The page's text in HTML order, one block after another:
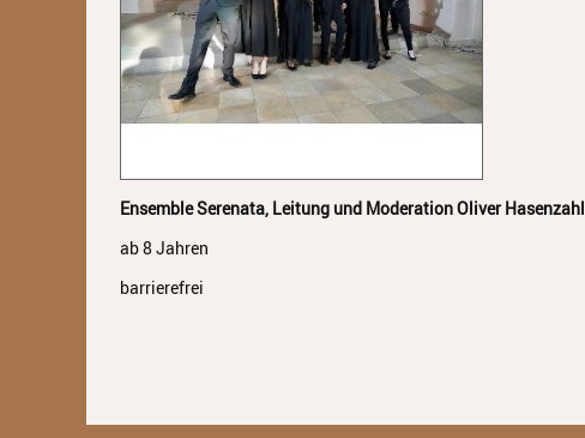
Ensemble Serenata, Leitung und Moderation Oliver Hasenzahl
ab 8 Jahren
barrierefrei